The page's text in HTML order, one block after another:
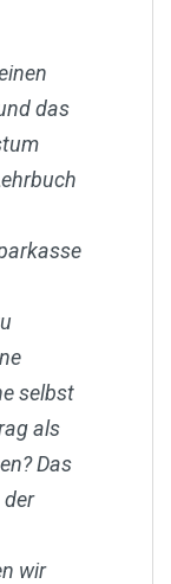
das
selbst
als
Das
der
wir